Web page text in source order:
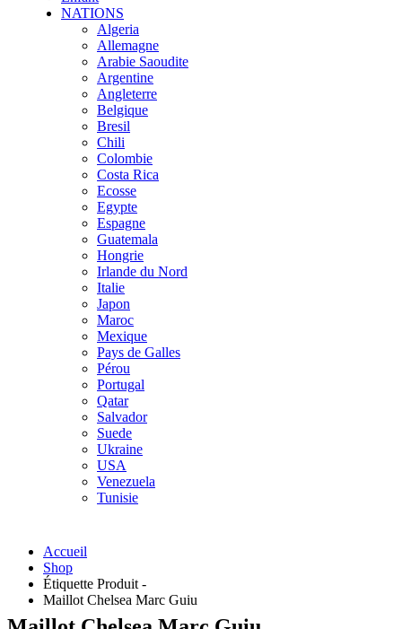
NATIONS
Algeria
Allemagne
Arabie Saoudite
Argentine
Angleterre
Belgique
Bresil
Chili
Colombie
Costa Rica
Ecosse
Egypte
Espagne
Guatemala
Hongrie
Irlande du Nord
Italie
Japon
Maroc
Mexique
Pays de Galles
Pérou
Portugal
Qatar
Salvador
Suede
Ukraine
USA
Venezuela
Tunisie
Accueil
Shop
Étiquette Produit -
Maillot Chelsea Marc Guiu